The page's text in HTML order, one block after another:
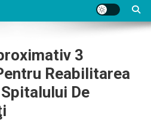
3
Reabilitarea
De